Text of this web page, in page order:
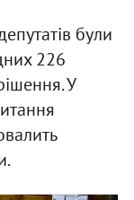
були
226
У